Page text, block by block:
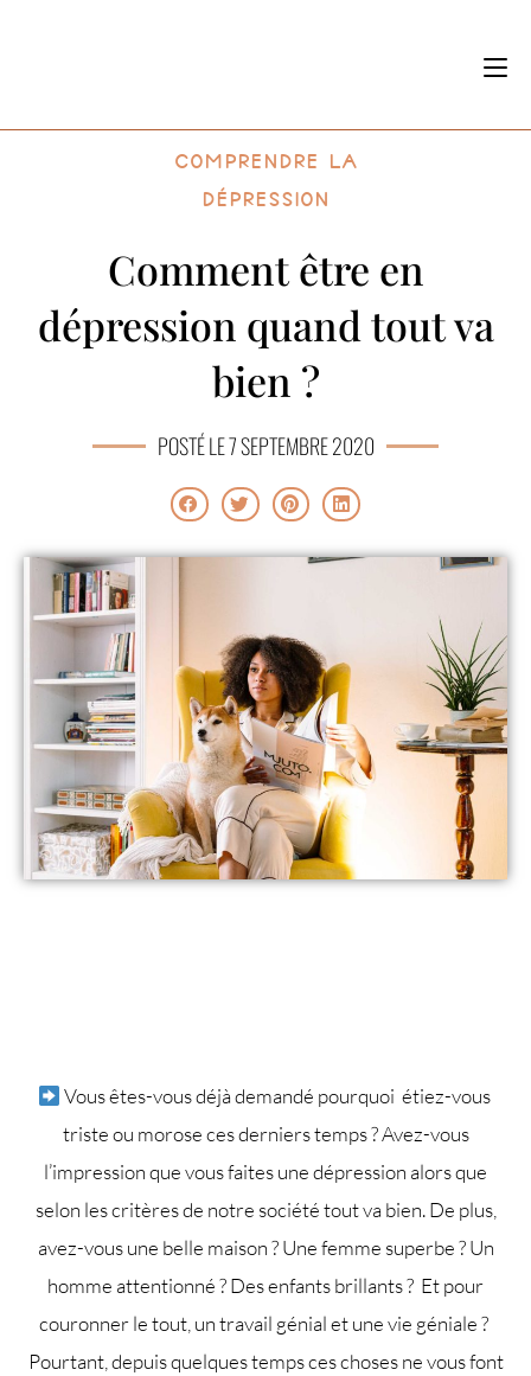
Comprendre la
dépression
Comment être en
dépression quand tout va
bien ?
POSTÉ LE 7 SEPTEMBRE 2020
Vous êtes-vous déjà demandé pourquoi étiez-vous
triste ou morose ces derniers temps ? Avez-vous
l’impression que vous faites une dépression alors que
selon les critères de notre société tout va bien. De plus,
avez-vous une belle maison ? Une femme superbe ? Un
homme attentionné ? Des enfants brillants ? Et pour
couronner le tout, un travail génial et une vie géniale ?
Pourtant, depuis quelques temps ces choses ne vous font